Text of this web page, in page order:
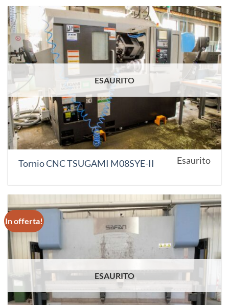
ESAURITO
Tornio CNC TSUGAMI M08SYE-II Esaurito
In offerta!
ESAURITO